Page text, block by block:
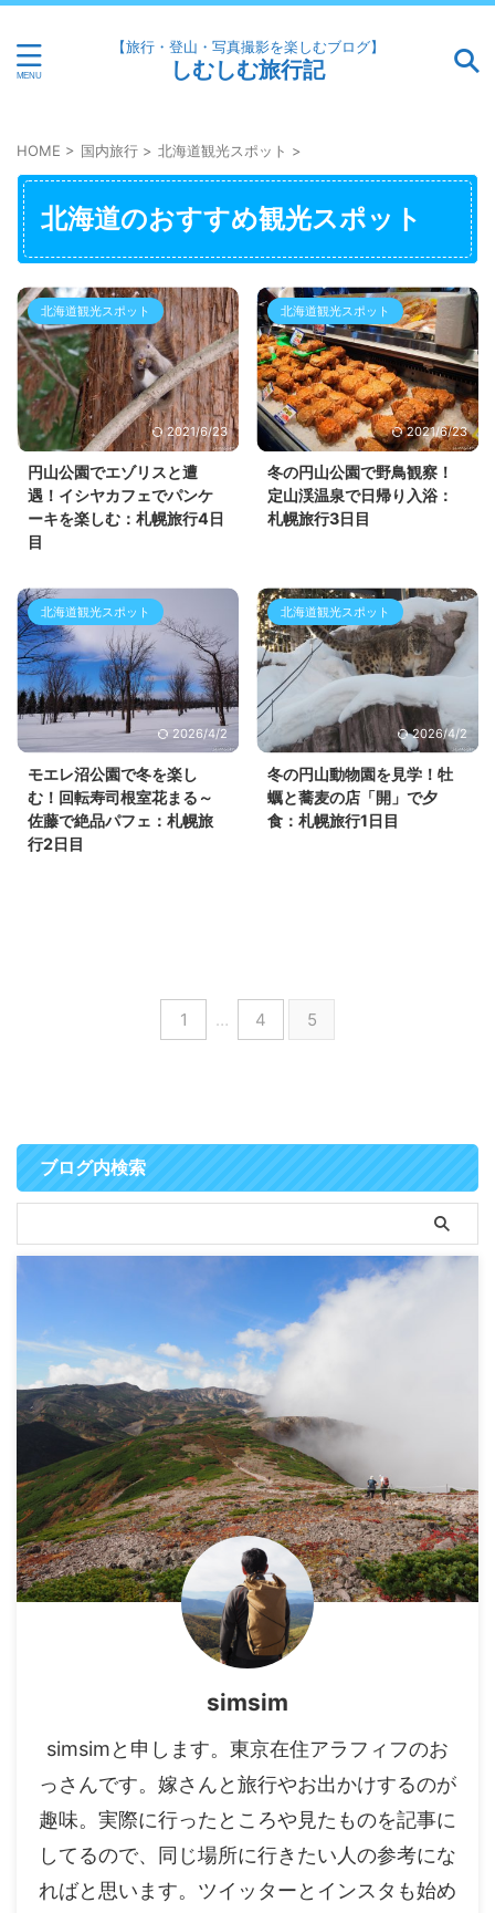
【旅行・登山・写真撮影を楽しむブログ】
しむしむ旅行記
HOME > 国内旅行 > 北海道観光スポット >
北海道のおすすめ観光スポット
北海道観光スポット
2021/6/23
円山公園でエゾリスと遭
遇！イシヤカフェでパンケ
ーキを楽しむ：札幌旅行4日
目
北海道観光スポット
2021/6/23
冬の円山公園で野鳥観察！
定山渓温泉で日帰り入浴：
札幌旅行3日目
北海道観光スポット
2026/4/2
モエレ沼公園で冬を楽し
む！回転寿司根室花まる～
佐藤で絶品パフェ：札幌旅
行2日目
北海道観光スポット
2026/4/2
冬の円山動物園を見学！牡
蠣と蕎麦の店「開」で夕
食：札幌旅行1日目
1 … 4 5
ブログ内検索
simsim
simsimと申します。東京在住アラフィフのお
っさんです。嫁さんと旅行やお出かけするのが
趣味。実際に行ったところや見たものを記事に
してるので、同じ場所に行きたい人の参考にな
ればと思います。ツイッターとインスタも始め